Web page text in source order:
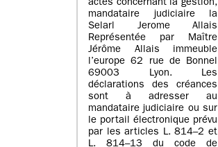
actes concernant la gestion,
mandataire judiciaire la
Selarl Jerome Allais
Représentée par Maître
Jérôme Allais immeuble
l’europe 62 rue de Bonnel
69003 Lyon. Les
déclarations des créances
sont à adresser au
mandataire judiciaire ou sur
le portail électronique prévu
par les articles L. 814–2 et
L. 814–13 du code de